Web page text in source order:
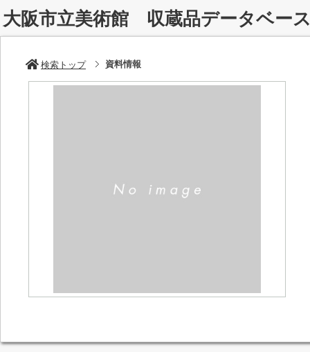
大阪市立美術館 収蔵品データベー
検索トップ 資料情報